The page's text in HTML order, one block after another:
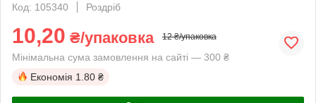
Код: 105340
Роздріб
10,20 ₴/упаковка 12 ₴/упаковка
Мінімальна сума замовлення на сайті — 300 ₴
Економія 1.80 ₴